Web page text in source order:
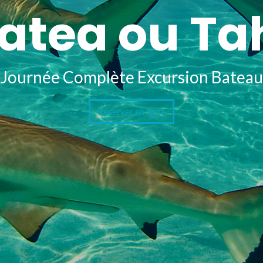
ou
Journée Complète Excursion Bateau
Réserver en ligne